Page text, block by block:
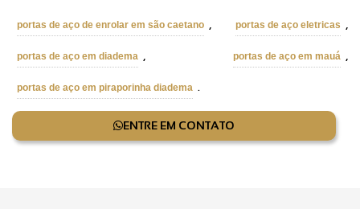
portas de aço de enrolar em são caetano portas de aço eletricas
portas de aço em diadema portas de aço em mauá
portas de aço em piraporinha diadema .
ENTRE EM CONTATO